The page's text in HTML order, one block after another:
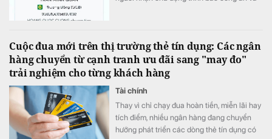
Cuộc đua mới trên thị trường thẻ tín dụng: Các ngân
hàng chuyển từ cạnh tranh ưu đãi sang "may đo"
trải nghiệm cho từng khách hàng
Tài chính
Thay vì chỉ chạy đua hoàn tiền, miễn lãi hay
tích điểm, nhiều ngân hàng đang chuyển
hướng phát triển các dòng thẻ tín dụng có